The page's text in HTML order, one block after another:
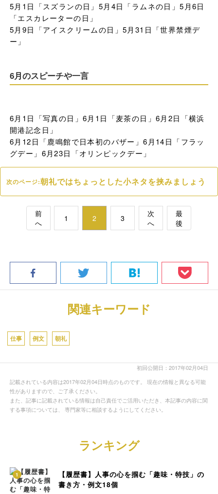
5月1日「スズランの日」5月4日「ラムネの日」5月6日
「エスカレーターの日」
5月9日「アイスクリームの日」5月31日「世界禁煙デ
ー」
6月のスピーチや一言
6月1日「写真の日」6月1日「麦茶の日」6月2日「横浜
開港記念日」
6月12日「鹿鳴館で日本初のバザー」6月14日「フラッ
グデー」6月23日「オリンピックデー」
次のページ:朝礼ではちょっとした小ネタを挟みましょう
前
へ
1 2 3
次
へ
最
後
関連キーワード
仕事 例文 朝礼
初回公開日：2017年02月04日
記載されている内容は2017年02月04日時点のものです。 現在の情報と異なる可能
性がありますので、ご了承ください。
また、記事に記載されている情報は自己責任でご活用いただき、本記事の内容に関
する事項については、 専門家等に相談するようにしてください。
ランキング
1
【履歴書】人事の心を掴む「趣味・特技」の
書き方・例文18個